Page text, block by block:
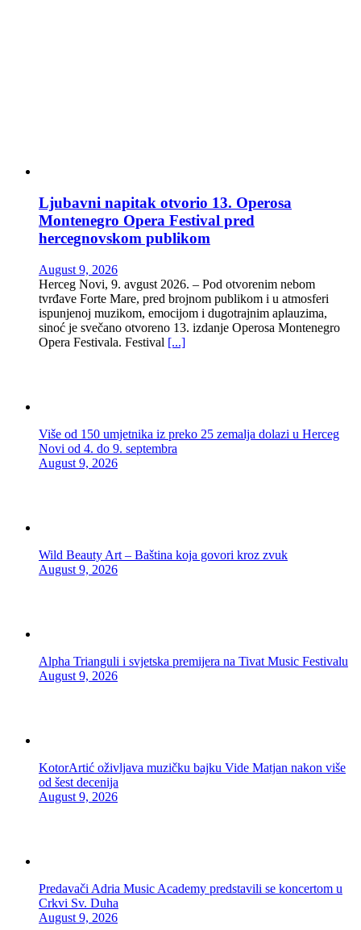
Ljubavni napitak otvorio 13. Operosa
Montenegro Opera Festival pred
hercegnovskom publikom
August 9, 2026
Herceg Novi, 9. avgust 2026. – Pod otvorenim nebom
tvrđave Forte Mare, pred brojnom publikom i u atmosferi
ispunjenoj muzikom, emocijom i dugotrajnim aplauzima,
sinoć je svečano otvoreno 13. izdanje Operosa Montenegro
Opera Festivala. Festival [...]
Više od 150 umjetnika iz preko 25 zemalja dolazi u Herceg
Novi od 4. do 9. septembra
August 9, 2026
Wild Beauty Art – Baština koja govori kroz zvuk
August 9, 2026
Alpha Trianguli i svjetska premijera na Tivat Music Festivalu
August 9, 2026
KotorArtić oživljava muzičku bajku Vide Matjan nakon više
od šest decenija
August 9, 2026
Predavači Adria Music Academy predstavili se koncertom u
Crkvi Sv. Duha
August 9, 2026